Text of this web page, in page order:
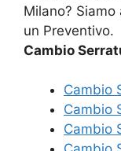
Milano?
un Preventivo.
Cambio
Cambio
Cambio
Cambio